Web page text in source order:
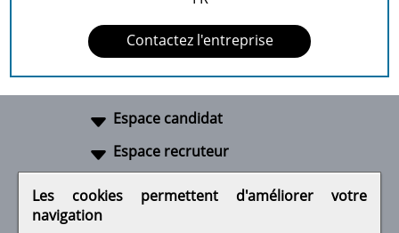
Contactez l'entreprise
Espace candidat
Espace recruteur
Les cookies permettent d'améliorer votre
navigation